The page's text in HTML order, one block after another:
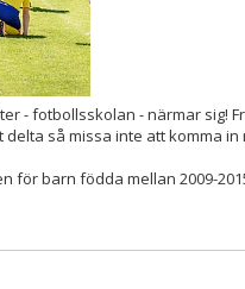
- fotbollsskolan - närmar sig!
så missa inte att komma in
för barn födda mellan 2009-